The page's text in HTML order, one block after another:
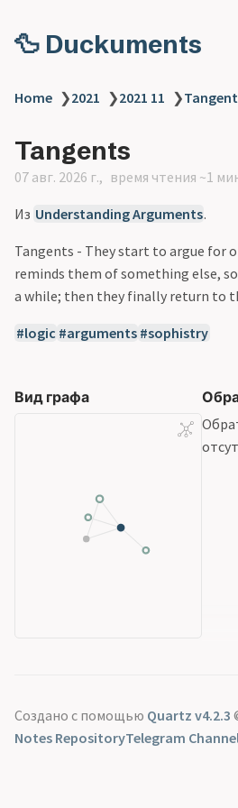
🦆 Duckuments
Home ❯2021 ❯2021 11 ❯
Tangents
07 авг. 2026 г. время чтения ~1
Из Understanding Arguments.
Tangents - They start to argue for
reminds them of something else,
a while; then they finally return to
logic arguments sophistry
Вид графа
Создано с помощью Quartz v4.2.3
Notes RepositoryTelegram